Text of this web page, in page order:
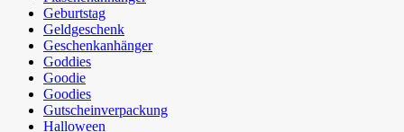
Geburtstag
Geldgeschenk
Geschenkanhänger
Goddies
Goodie
Goodies
Gutscheinverpackung
Halloween